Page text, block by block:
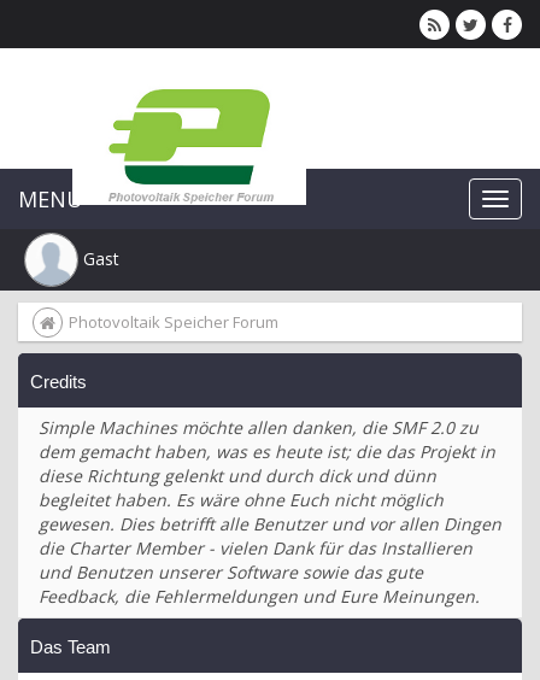
MENU
Gast
Photovoltaik Speicher Forum
Credits
Simple Machines möchte allen danken, die SMF 2.0 zu
dem gemacht haben, was es heute ist; die das Projekt in
diese Richtung gelenkt und durch dick und dünn
begleitet haben. Es wäre ohne Euch nicht möglich
gewesen. Dies betrifft alle Benutzer und vor allen Dingen
die Charter Member - vielen Dank für das Installieren
und Benutzen unserer Software sowie das gute
Feedback, die Fehlermeldungen und Eure Meinungen.
Das Team